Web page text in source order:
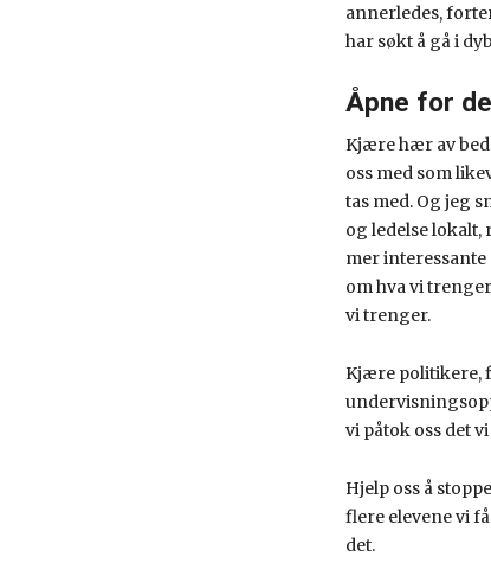
annerledes,
har søkt å gå i
Åpne for
Kjære hær av
oss med som
tas med. Og jeg
og ledelse
mer
om hva vi
vi trenger.
Kjære politikere,
vi påtok oss det
Hjelp oss å
flere elevene vi
det.